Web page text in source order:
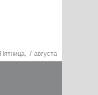
Пятница, 7 августа